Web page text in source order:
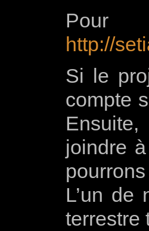
Pour
http://
Si le
compte
joindre
L’un de
terrestre